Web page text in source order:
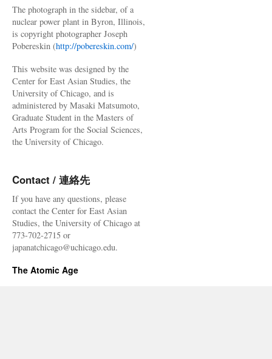
The photograph in the sidebar, of a
nuclear power plant in Byron, Illinois,
is copyright photographer Joseph
Pobereskin (http://pobereskin.com/)
This website was designed by the
Center for East Asian Studies, the
University of Chicago, and is
administered by Masaki Matsumoto,
Graduate Student in the Masters of
Arts Program for the Social Sciences,
the University of Chicago.
Contact / 連絡先
If you have any questions, please
contact the Center for East Asian
Studies, the University of Chicago at
773-702-2715 or
japanatchicago@uchicago.edu.
The Atomic Age